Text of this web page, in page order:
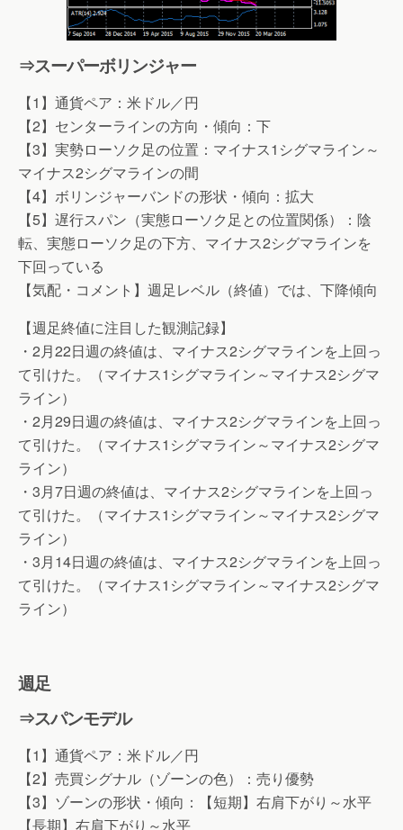
⇒スーパーボリンジャー
【1】通貨ペア：米ドル／円
【2】センターラインの方向・傾向：下
【3】実勢ローソク足の位置：マイナス1シグマライン～
マイナス2シグマラインの間
【4】ボリンジャーバンドの形状・傾向：拡大
【5】遅行スパン（実態ローソク足との位置関係）：陰
転、実態ローソク足の下方、マイナス2シグマラインを
下回っている
【気配・コメント】週足レベル（終値）では、下降傾向
【週足終値に注目した観測記録】
・2月22日週の終値は、マイナス2シグマラインを上回っ
て引けた。（マイナス1シグマライン～マイナス2シグマ
ライン）
・2月29日週の終値は、マイナス2シグマラインを上回っ
て引けた。（マイナス1シグマライン～マイナス2シグマ
ライン）
・3月7日週の終値は、マイナス2シグマラインを上回っ
て引けた。（マイナス1シグマライン～マイナス2シグマ
ライン）
・3月14日週の終値は、マイナス2シグマラインを上回っ
て引けた。（マイナス1シグマライン～マイナス2シグマ
ライン）
週足
⇒スパンモデル
【1】通貨ペア：米ドル／円
【2】売買シグナル（ゾーンの色）：売り優勢
【3】ゾーンの形状・傾向：【短期】右肩下がり～水平
【長期】右肩下がり～水平